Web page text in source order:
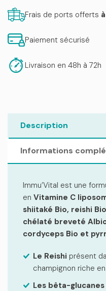
Frais de ports offerts
Paiement sécurisé
Livraison en 48h à 72h
Description
Informations
Immu’Vital est une
en Vitamine C
shiitaké Bio, reishi
chélaté breveté
cordyceps Bio et
Le Reishi présent
champignon riche en
Les bêta-glucanes